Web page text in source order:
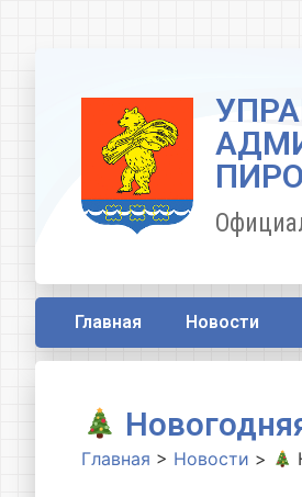
Главная Новости
Главная > Новости >